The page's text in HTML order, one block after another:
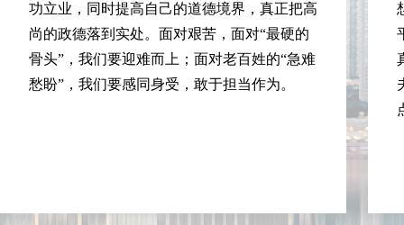
功立业，同时提高自己的道德境界，真正把高
尚的政德落到实处。面对艰苦，面对“最硬的
骨头”，我们要迎难而上；面对老百姓的“急难
愁盼”，我们要感同身受，敢于担当作为。